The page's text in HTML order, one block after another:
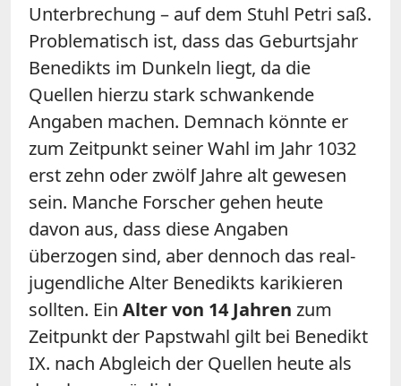
Unterbrechung – auf dem Stuhl Petri saß.
Problematisch ist, dass das Geburtsjahr
Benedikts im Dunkeln liegt, da die
Quellen hierzu stark schwankende
Angaben machen. Demnach könnte er
zum Zeitpunkt seiner Wahl im Jahr 1032
erst zehn oder zwölf Jahre alt gewesen
sein. Manche Forscher gehen heute
davon aus, dass diese Angaben
überzogen sind, aber dennoch das real-
jugendliche Alter Benedikts karikieren
sollten. Ein Alter von 14 Jahren zum
Zeitpunkt der Papstwahl gilt bei Benedikt
IX. nach Abgleich der Quellen heute als